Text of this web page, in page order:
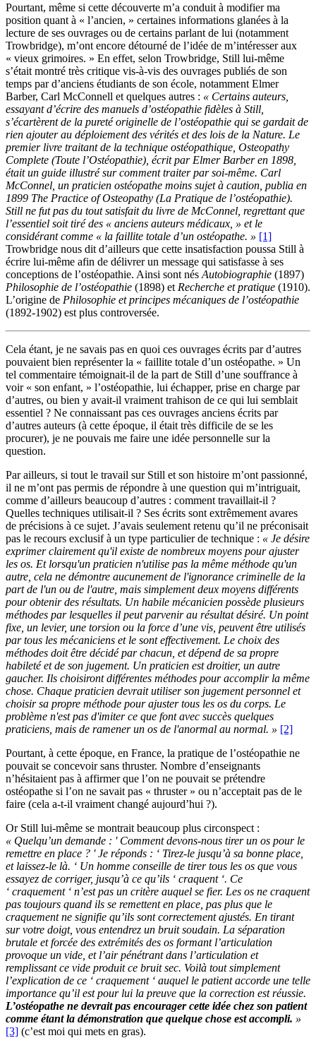
Pourtant, même si cette découverte m’a conduit à modifier ma
position quant à « l’ancien, » certaines informations glanées à la
lecture de ses ouvrages ou de certains parlant de lui (notamment
Trowbridge), m’ont encore détourné de l’idée de m’intéresser aux
« vieux grimoires. » En effet, selon Trowbridge, Still lui-même
s’était montré très critique vis-à-vis des ouvrages publiés de son
temps par d’anciens étudiants de son école, notamment Elmer
Barber, Carl McConnell et quelques autres : « Certains auteurs,
essayant d’écrire des manuels d’ostéopathie fidèles à Still,
s’écartèrent de la pureté originelle de l’ostéopathie qui se gardait de
rien ajouter au déploiement des vérités et des lois de la Nature. Le
premier livre traitant de la technique ostéopathique, Osteopathy
Complete (Toute l’Ostéopathie), écrit par Elmer Barber en 1898,
était un guide illustré sur comment traiter par soi-même. Carl
McConnel, un praticien ostéopathe moins sujet à caution, publia en
1899 The Practice of Osteopathy (La Pratique de l’ostéopathie).
Still ne fut pas du tout satisfait du livre de McConnel, regrettant que
l’essentiel soit tiré des « anciens auteurs médicaux, » et le
considérant comme « la faillite totale d’un ostéopathe. » [1]
Trowbridge nous dit d’ailleurs que cette insatisfaction poussa Still à
écrire lui-même afin de délivrer un message qui satisfasse à ses
conceptions de l’ostéopathie. Ainsi sont nés Autobiographie (1897)
Philosophie de l’ostéopathie (1898) et Recherche et pratique (1910).
L’origine de Philosophie et principes mécaniques de l’ostéopathie
(1892-1902) est plus controversée.
Cela étant, je ne savais pas en quoi ces ouvrages écrits par d’autres
pouvaient bien représenter la « faillite totale d’un ostéopathe. » Un
tel commentaire témoignait-il de la part de Still d’une souffrance à
voir « son enfant, » l’ostéopathie, lui échapper, prise en charge par
d’autres, ou bien y avait-il vraiment trahison de ce qui lui semblait
essentiel ? Ne connaissant pas ces ouvrages anciens écrits par
d’autres auteurs (à cette époque, il était très difficile de se les
procurer), je ne pouvais me faire une idée personnelle sur la
question.
Par ailleurs, si tout le travail sur Still et son histoire m’ont passionné,
il ne m’ont pas permis de répondre à une question qui m’intriguait,
comme d’ailleurs beaucoup d’autres : comment travaillait-il ?
Quelles techniques utilisait-il ? Ses écrits sont extrêmement avares
de précisions à ce sujet. J’avais seulement retenu qu’il ne préconisait
pas le recours exclusif à un type particulier de technique : « Je désire
exprimer clairement qu'il existe de nombreux moyens pour ajuster
les os. Et lorsqu'un praticien n'utilise pas la même méthode qu'un
autre, cela ne démontre aucunement de l'ignorance criminelle de la
part de l'un ou de l'autre, mais simplement deux moyens différents
pour obtenir des résultats. Un habile mécanicien possède plusieurs
méthodes par lesquelles il peut parvenir au résultat désiré. Un point
fixe, un levier, une torsion ou la force d’une vis, peuvent être utilisés
par tous les mécaniciens et le sont effectivement. Le choix des
méthodes doit être décidé par chacun, et dépend de sa propre
habileté et de son jugement. Un praticien est droitier, un autre
gaucher. Ils choisiront différentes méthodes pour accomplir la même
chose. Chaque praticien devrait utiliser son jugement personnel et
choisir sa propre méthode pour ajuster tous les os du corps. Le
problème n'est pas d'imiter ce que font avec succès quelques
praticiens, mais de ramener un os de l'anormal au normal. » [2]
Pourtant, à cette époque, en France, la pratique de l’ostéopathie ne
pouvait se concevoir sans thruster. Nombre d’enseignants
n’hésitaient pas à affirmer que l’on ne pouvait se prétendre
ostéopathe si l’on ne savait pas « thruster » ou n’acceptait pas de le
faire (cela a-t-il vraiment changé aujourd’hui ?).
Or Still lui-même se montrait beaucoup plus circonspect :
« Quelqu’un demande : ' Comment devons-nous tirer un os pour le
remettre en place ? ' Je réponds : ‘ Tirez-le jusqu’à sa bonne place,
et laissez-le là. ‘ Un homme conseille de tirer tous les os que vous
essayez de corriger, jusqu’à ce qu’ils ‘ craquent ‘. Ce
‘ craquement ‘ n’est pas un critère auquel se fier. Les os ne craquent
pas toujours quand ils se remettent en place, pas plus que le
craquement ne signifie qu’ils sont correctement ajustés. En tirant
sur votre doigt, vous entendrez un bruit soudain. La séparation
brutale et forcée des extrémités des os formant l’articulation
provoque un vide, et l’air pénétrant dans l’articulation et
remplissant ce vide produit ce bruit sec. Voilà tout simplement
l’explication de ce ‘ craquement ‘ auquel le patient accorde une telle
importance qu’il est pour lui la preuve que la correction est réussie.
L’ostéopathe ne devrait pas encourager cette idée chez son patient
comme étant la démonstration que quelque chose est accompli. »
[3] (c’est moi qui mets en gras).